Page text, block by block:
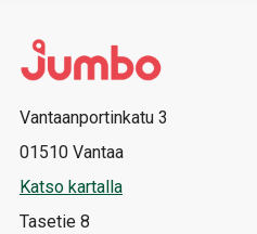
Vantaanportinkatu 3
01510 Vantaa
Katso kartalla
Tasetie 8